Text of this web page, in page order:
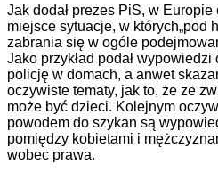
Jak dodał prezes PiS, w
miejsce sytuacje, w których„pod
zabrania się w ogóle
Jako przykład podał
policję w domach, a anwet
oczywiste tematy, jak to, że ze
może być dzieci. Kolejnym
powodem do szykan są
pomiędzy kobietami i
wobec prawa.